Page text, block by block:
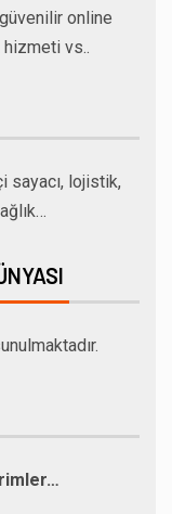
online
hizmeti vs..
sayacı, lojistik,